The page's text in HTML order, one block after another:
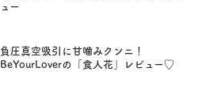
ュー
負圧真空吸引に甘噛みクンニ！
BeYourLoverの「食人花」レビュー♡